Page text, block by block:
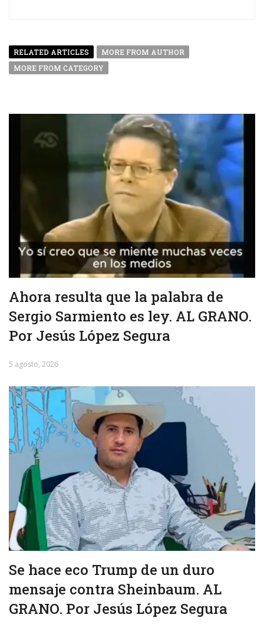
RELATED ARTICLES
MORE FROM AUTHOR
MORE FROM CATEGORY
Ahora resulta que la palabra de
Sergio Sarmiento es ley. AL GRANO.
Por Jesús López Segura
5 agosto, 2026
Se hace eco Trump de un duro
mensaje contra Sheinbaum. AL
GRANO. Por Jesús López Segura